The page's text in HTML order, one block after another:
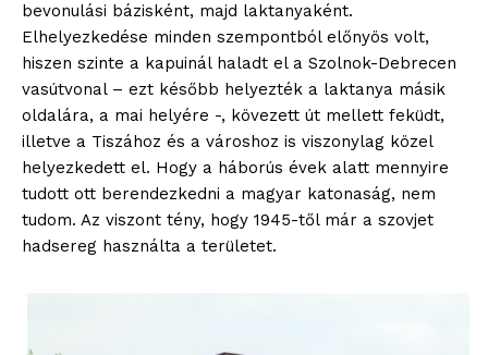
bevonulási bázisként, majd laktanyaként.
Elhelyezkedése minden szempontból előnyös volt,
hiszen szinte a kapuinál haladt el a Szolnok-Debrecen
vasútvonal – ezt később helyezték a laktanya másik
oldalára, a mai helyére -, kövezett út mellett feküdt,
illetve a Tiszához és a városhoz is viszonylag közel
helyezkedett el. Hogy a háborús évek alatt mennyire
tudott ott berendezkedni a magyar katonaság, nem
tudom. Az viszont tény, hogy 1945-től már a szovjet
hadsereg használta a területet.